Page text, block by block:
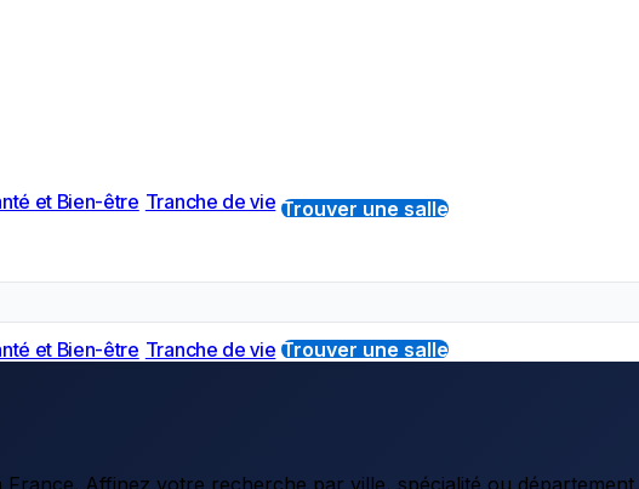
et Bien-être Tranche de vie Trouver une salle
et Bien-être Tranche de vie Trouver une salle